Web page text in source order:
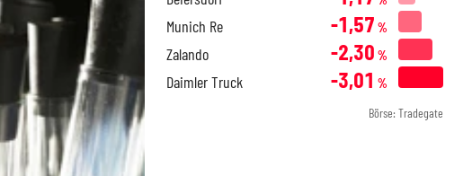
Munich Re -1,57 %
Zalando -2,30 %
Daimler Truck -3,01 %
Börse: Tradegate